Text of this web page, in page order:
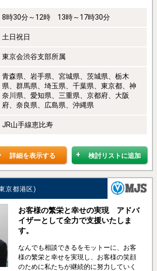
8時30分～12時 13時～17時30分
土日祝日
東京会渋谷支部所属
青森県、岩手県、宮城県、茨城県、栃木
県、群馬県、埼玉県、千葉県、東京都、神
奈川県、愛知県、三重県、京都府、大阪
府、奈良県、広島県、沖縄県
JR山手線恵比寿
検討リストに追加
詳細を表示する
京都港区)
お客様の繁栄と幸せの実現 アドバ
イザーとして全力で支援いたしま
す。
なんでも相談できるをモットーに、お客
様の繁栄と幸せを実現し、お客様の笑顔
のために私たちが継続的に努力していく